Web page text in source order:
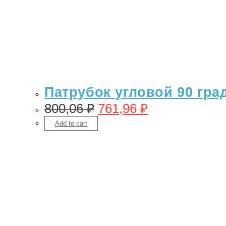
Патрубок угловой 90
800,06₽ 761,96 ₽
Add to cart